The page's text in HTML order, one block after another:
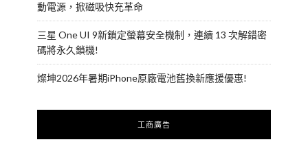
動電源，掀磁吸快充革命
三星 One UI 9新鎖定螢幕安全機制，連續 13 次解錯密
碼將永久鎖機!
燦坤2026年暑期iPhone原廠電池舊換新應援優惠!
工商廣告